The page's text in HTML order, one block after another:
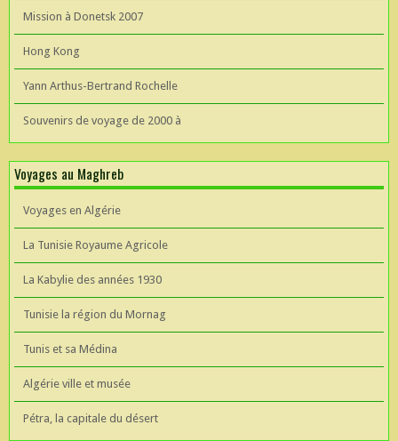
Mission à Donetsk 2007
Hong Kong
Yann Arthus-Bertrand Rochelle
Souvenirs de voyage de 2000 à
Voyages au Maghreb
Voyages en Algérie
La Tunisie Royaume Agricole
La Kabylie des années 1930
Tunisie la région du Mornag
Tunis et sa Médina
Algérie ville et musée
Pétra, la capitale du désert